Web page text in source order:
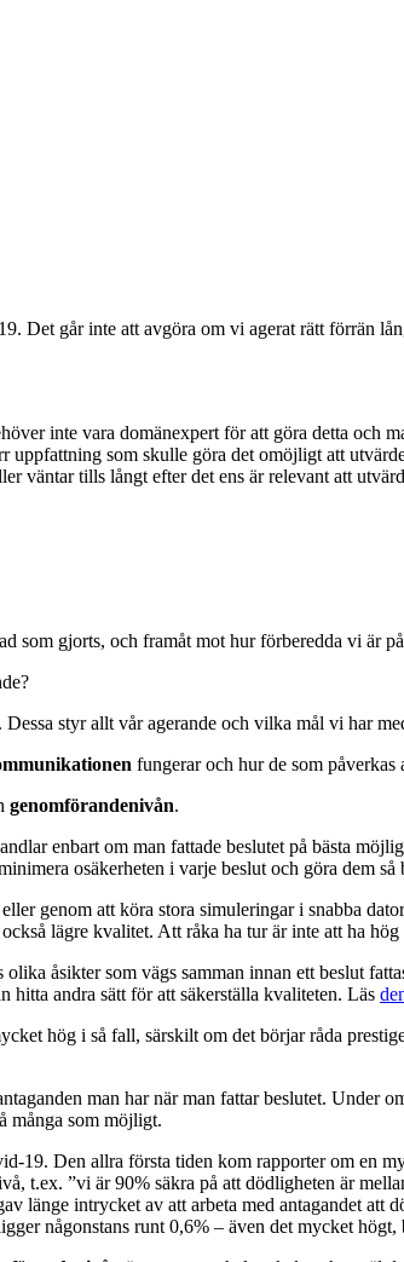
Det går inte att avgöra om vi agerat rätt förrän
inte vara domänexpert för att göra detta och
som skulle göra det omöjligt att
väntar tills långt efter det ens är relevant att
som gjorts, och framåt mot hur förberedda vi är på
. Dessa styr allt vår agerande och vilka mål vi har
fungerar och hur de som
genomförandenivån.
enbart om man fattade beslutet på bästa
osäkerheten i varje beslut och göra dem så
genom att köra stora simuleringar i snabba
lägre kvalitet. Att råka ha tur är inte att ha
olika åsikter som vägs samman innan ett beslut
andra sätt för att säkerställa kvaliteten. Läs
hög i så fall, särskilt om det börjar råda
man har när man fattar beslutet. Under
många som möjligt.
19. Den allra första tiden kom rapporter om en
t.ex. ”vi är 90% säkra på att dödligheten är
länge intrycket av att arbeta med antagandet att
någonstans runt 0,6% – även det mycket